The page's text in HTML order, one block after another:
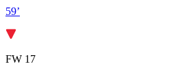
59’
FW 17